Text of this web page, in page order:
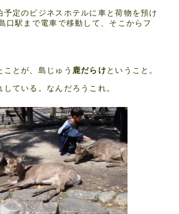
予定のビジネスホテルに車と荷物を預け
口駅まで電車で移動して、そこからフ
とが、島じゅう 鹿だらけ ということ。
ている。なんだろうこれ。